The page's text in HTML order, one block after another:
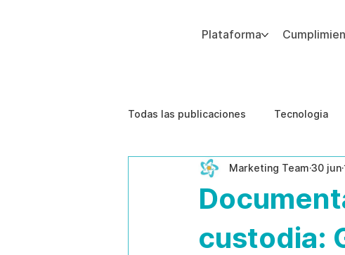
Plataforma
Todas las publicaciones Tecnologia
Estudios de caso Etica de IA
custodia:
Marketing Team 30 jun